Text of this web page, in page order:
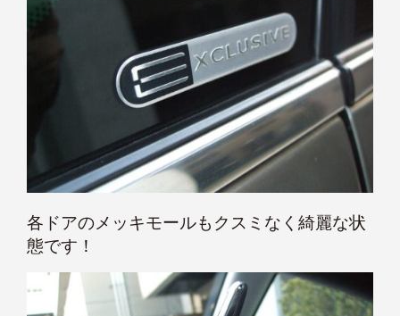
各ドアのメッキモールもクスミなく綺麗な状
態です！